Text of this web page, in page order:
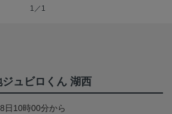
1／1
ュビロくん 湖西
日10時00分から